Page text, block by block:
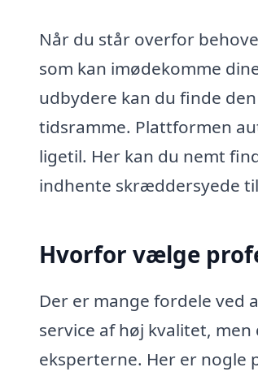
Når du står overfor
som kan imødekomme
udbydere kan du finde
tidsramme. Plattformen
ligetil. Her kan du nemt
indhente skræddersyede
Hvorfor vælge
Der er mange fordele ved
service af høj kvalitet,
eksperterne. Her er nogle